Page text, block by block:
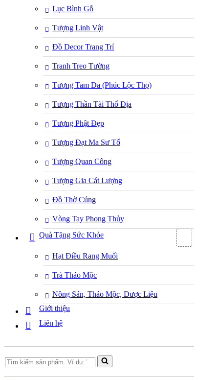
Lục Bình Gỗ
Tượng Linh Vật
Đồ Decor Trang Trí
Tranh Treo Tường
Tượng Tam Đa (Phúc Lộc Thọ)
Tượng Thần Tài Thổ Địa
Tượng Phật Đẹp
Tượng Đạt Ma Sư Tổ
Tượng Quan Công
Tượng Gia Cát Lượng
Đồ Thờ Cúng
Vòng Tay Phong Thủy
Quà Tặng Sức Khỏe
Hạt Điều Rang Muối
Trà Thảo Mộc
Nông Sản, Thảo Mộc, Dược Liệu
Giới thiệu
Liên hệ
Search
for...